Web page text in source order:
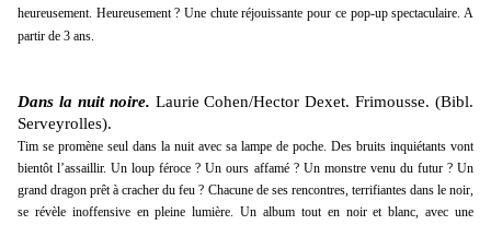
heureusement. Heureusement ? Une chute réjouissante pour ce pop-up spectaculaire. A
partir de 3 ans.
Dans la nuit noire. Laurie Cohen/Hector Dexet. Frimousse. (Bibl.
Serveyrolles).
Tim se promène seul dans la nuit avec sa lampe de poche. Des bruits inquiétants vont
bientôt l’assaillir. Un loup féroce ? Un ours affamé ? Un monstre venu du futur ? Un
grand dragon prêt à cracher du feu ? Chacune de ses rencontres, terrifiantes dans le noir,
se révèle inoffensive en pleine lumière. Un album tout en noir et blanc, avec une